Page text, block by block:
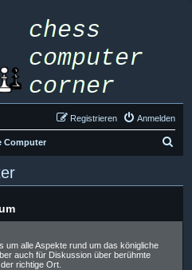
Anmelden
Registrieren
Computer
um alle Aspekte rund um das königliche
auch für Diskussion über berühmte
richtige Ort.